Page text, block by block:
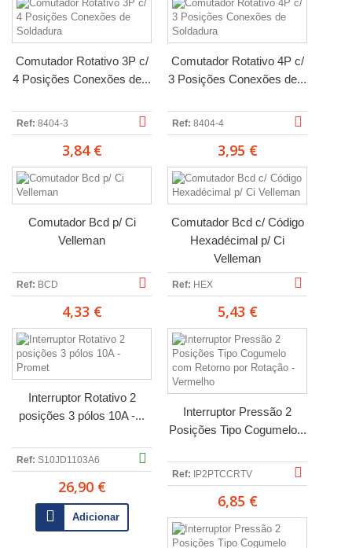
Comutador Rotativo 3P c/
4 Posições Conexões de...
Ref: 8404-3
3,84 €
Comutador Rotativo 4P c/
3 Posições Conexões de...
Ref: 8404-4
3,95 €
Comutador Bcd p/ Ci
Velleman
Ref: BCD
4,33 €
Comutador Bcd c/ Código
Hexadécimal p/ Ci
Velleman
Ref: HEX
5,43 €
Interruptor Rotativo 2
posições 3 pólos 10A -...
Ref: S10JD1103A6
26,90 €
Adicionar
Interruptor Pressão 2
Posições Tipo Cogumelo...
Ref: IP2PTCCRTV
6,85 €